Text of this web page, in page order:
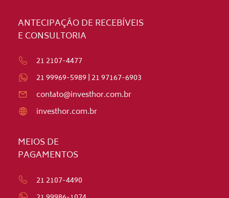
ANTECIPAÇÃO DE RECEBÍVEIS
E CONSULTORIA
21 2107-4477
21 99969-5989|21 97167-6903
contato@investhor.com.br
investhor.com.br
MEIOS DE
PAGAMENTOS
21 2107-4490